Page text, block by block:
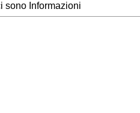
sono Informazioni